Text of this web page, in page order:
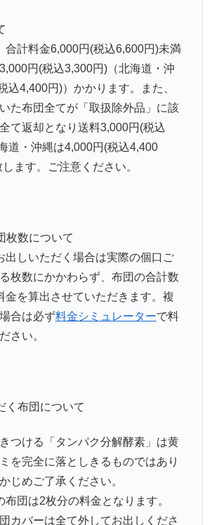
合計料金6,000円(税込6,600円)未満
円(税込3,300円)（北海道・沖
込4,400円)）かかります。
また、
た布団全てが「取扱除外品」に該
て返却となり送料3,000円(税込
道・沖縄は4,000円(税込4,400
ます。ご注意ください。
枚数について
出しいただく場合は実際の個口ご
枚数にかかわらず、布団の合計数
金を算出させていただきます。複
合は必ず料金シミュレーターで料
さい。
く布団について
つける「タンパク分解酵素」は黄
を完全に落としきるものではあり
じめご了承ください。
布団は2枚分の料金となります。
カバーは全て外してお出しくださ